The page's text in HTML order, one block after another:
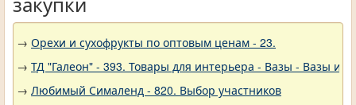
→ Орехи и сухофрукты по оптовым ценам - 23.
→ ТД "Галеон" - 393. Товары для интерьера - Вазы - Вазы из
→ Любимый Сималенд - 820. Выбор участников